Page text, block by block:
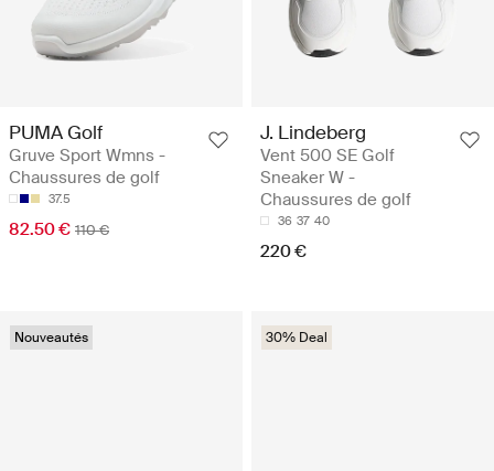
PUMA Golf
Gruve Sport Wmns -
Chaussures de golf
37.5
82.50 € 110 €
J. Lindeberg
Vent 500 SE Golf
Sneaker W -
Chaussures de golf
36 37 40
220 €
Nouveautés 30% Deal